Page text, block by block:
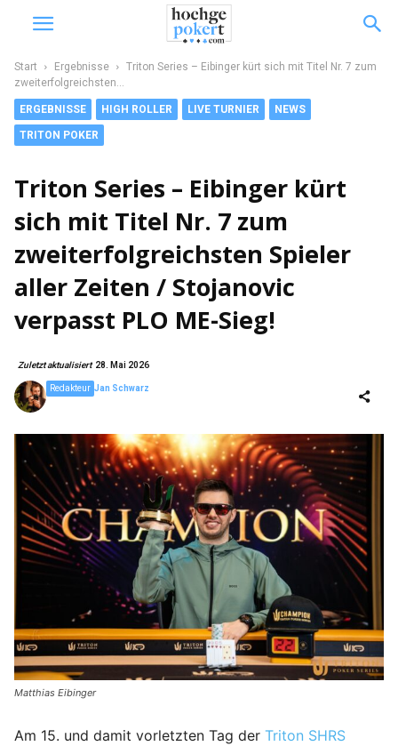
Start Ergebnisse
Triton Series – Eibinger kürt sich mit Titel Nr. 7 zum
zweiterfolgreichsten...
ERGEBNISSE HIGH ROLLER LIVE TURNIER NEWS
TRITON POKER
Triton Series – Eibinger kürt
sich mit Titel Nr. 7 zum
zweiterfolgreichsten Spieler
aller Zeiten / Stojanovic
verpasst PLO ME-Sieg!
Zuletzt aktualisiert 28. Mai 2026
Jan Schwarz
Redakteur
Matthias Eibinger
Am 15. und damit vorletzten Tag der Triton SHRS